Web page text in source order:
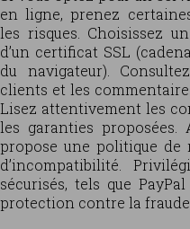
en ligne, prenez
les risques. Choisissez
d’un certificat SSL
du navigateur).
clients et les
Lisez attentivement les
les garanties proposées.
propose une politique de
d’incompatibilité.
sécurisés, tels que
protection contre la